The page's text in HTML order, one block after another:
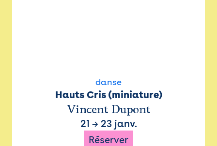
danse
Hauts Cris (miniature)
Vincent Dupont
21 → 23 janv.
Réserver